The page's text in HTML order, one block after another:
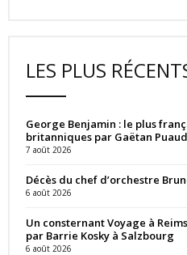
LES PLUS
George Benjamin : le plus
britanniques par Gaëtan Puaud
7 août 2026
Décès du chef d’orchestre
6 août 2026
Un consternant Voyage à
par Barrie Kosky à Salzbourg
6 août 2026